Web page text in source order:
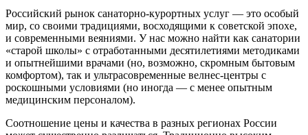
Российский рынок санаторно-курортных услуг — это особый
мир, со своими традициями, восходящими к советской эпохе,
и современными веяниями. У нас можно найти как санатории
«старой школы» с отработанными десятилетиями методиками
и опытнейшими врачами (но, возможно, скромным бытовым
комфортом), так и ультрасовременные велнес-центры с
роскошными условиями (но иногда — с менее опытным
медицинским персоналом).
Соотношение цены и качества в разных регионах России